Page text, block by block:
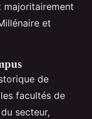
majoritairement
et
de
les facultés de
secteur,